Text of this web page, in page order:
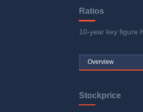
Ratios
10-year key figure
Overview
Stockprice